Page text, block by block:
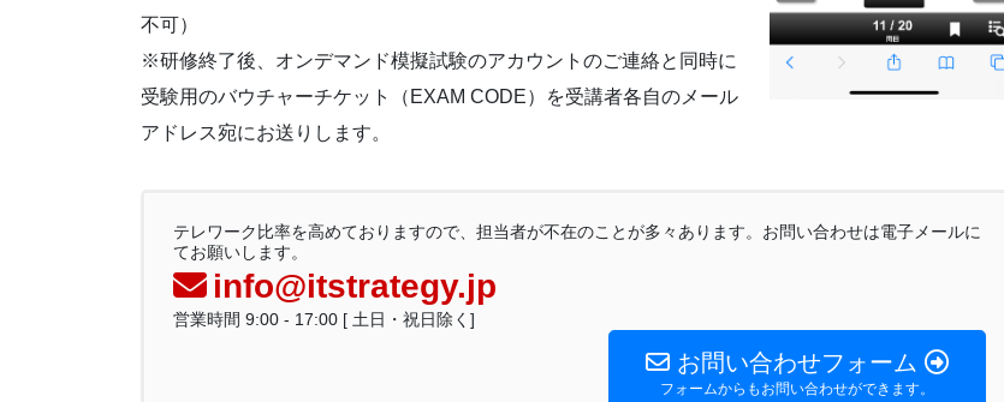
不可）
※研修終了後、オンデマンド模擬試験のアカウントのご連絡と同時に
受験用のバウチャーチケット（EXAM CODE）を受講者各自のメール
アドレス宛にお送りします。
テレワーク比率を高めておりますので、担当者が不在のことが多々あります。お問い合わせは電子メールに
てお願いします。
info@itstrategy.jp
営業時間 9:00 - 17:00 [ 土日・祝日除く]
お問い合わせフォーム
フォームからもお問い合わせができます。